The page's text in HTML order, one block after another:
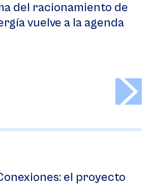
del racionamiento de
vuelve a la agenda
el proyecto